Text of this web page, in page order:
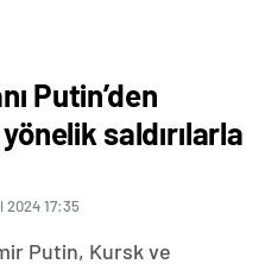
Putin’den
saldırılarla
2024 17:35
Putin, Kursk ve